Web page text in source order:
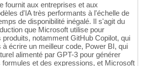
fournit aux entreprises et aux
d'IA très performants à l'échelle de
de disponibilité inégalé. Il s'agit du
que Microsoft utilise pour
notamment GitHub Copilot, qui
à écrire un meilleur code, Power BI, qui
alimenté par GPT-3 pour générer
formules et des expressions, et Microsoft